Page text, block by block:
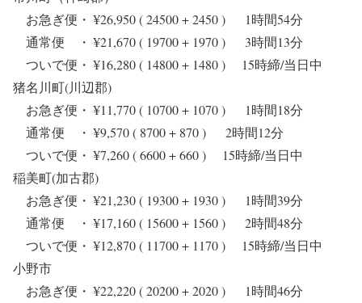
お急ぎ便・ ¥26,950 ( 24500 + 2450 ) 1時間54分
通常便 ・ ¥21,670 ( 19700 + 1970 ) 3時間13分
ついで便・ ¥16,280 ( 14800 + 1480 ) 15時締/当日中
猪名川町(川辺郡)
お急ぎ便・ ¥11,770 ( 10700 + 1070 ) 1時間18分
通常便 ・ ¥9,570 ( 8700 + 870 ) 2時間12分
ついで便・ ¥7,260 ( 6600 + 660 ) 15時締/当日中
稲美町(加古郡)
お急ぎ便・ ¥21,230 ( 19300 + 1930 ) 1時間39分
通常便 ・ ¥17,160 ( 15600 + 1560 ) 2時間48分
ついで便・ ¥12,870 ( 11700 + 1170 ) 15時締/当日中
小野市
お急ぎ便・ ¥22,220 ( 20200 + 2020 ) 1時間46分